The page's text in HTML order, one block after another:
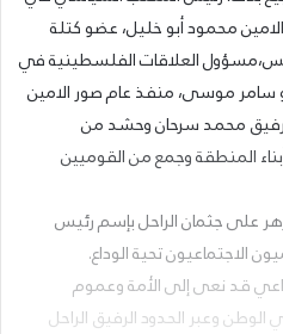
محمود أبو خليل، عضو كتلة
العلاقات الفلسطينية في
سامر موسى، منفذ عام صور الامين
محمد سرحان وحشد من
المنطقة وجمع من القوميين
على جثمان الراحل بإسم رئيس
الاجتماعيون تحية الوداع.
قد نعى إلى الأمة وعموم
وعبر الحدود الرفيق الراحل